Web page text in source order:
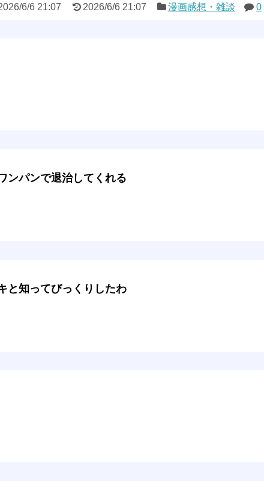
6/6 21:07 2026/6/6 21:07 漫画感想・雑談 0
ンパンで退治してくれる
と知ってびっくりしたわ